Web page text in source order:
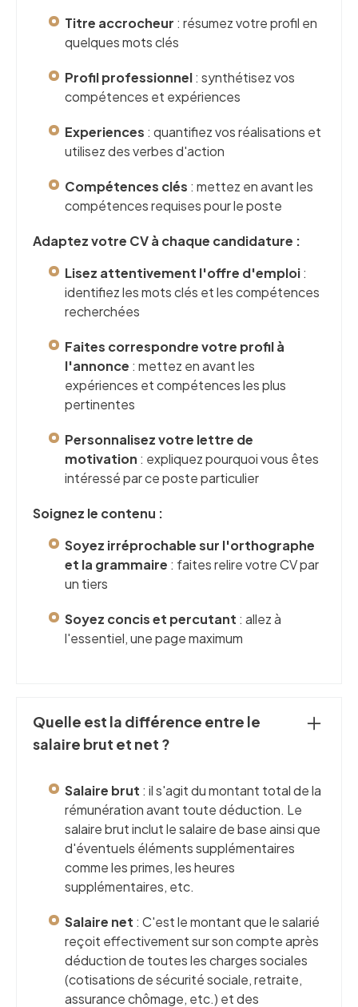
Titre accrocheur : résumez votre profil en
quelques mots clés
Profil professionnel: synthétisez vos
compétences et expériences
Experiences : quantifiez vos réalisations et
utilisez des verbes d'action
Compétences clés : mettez en avant les
compétences requises pour le poste
Adaptez votre CV à chaque candidature :
Lisez attentivement l'offre d'emploi:
identifiez les mots clés et les compétences
recherchées
Faites correspondre votre profil à
l'annonce : mettez en avant les
expériences et compétences les plus
pertinentes
Personnalisez votre lettre de
motivation : expliquez pourquoi vous êtes
intéressé par ce poste particulier
Soignez le contenu :
Soyez irréprochable sur l'orthographe
et la grammaire : faites relire votre CV par
un tiers
Soyez concis et percutant : allez à
l'essentiel, une page maximum
Quelle est la différence entre le
salaire brut et net ?
Salaire brut : il s'agit du montant total de la
rémunération avant toute déduction. Le
salaire brut inclut le salaire de base ainsi que
d'éventuels éléments supplémentaires
comme les primes, les heures
supplémentaires, etc.
Salaire net : C'est le montant que le salarié
reçoit effectivement sur son compte après
déduction de toutes les charges sociales
(cotisations de sécurité sociale, retraite,
assurance chômage, etc.) et des